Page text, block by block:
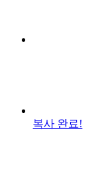
복사 완료!